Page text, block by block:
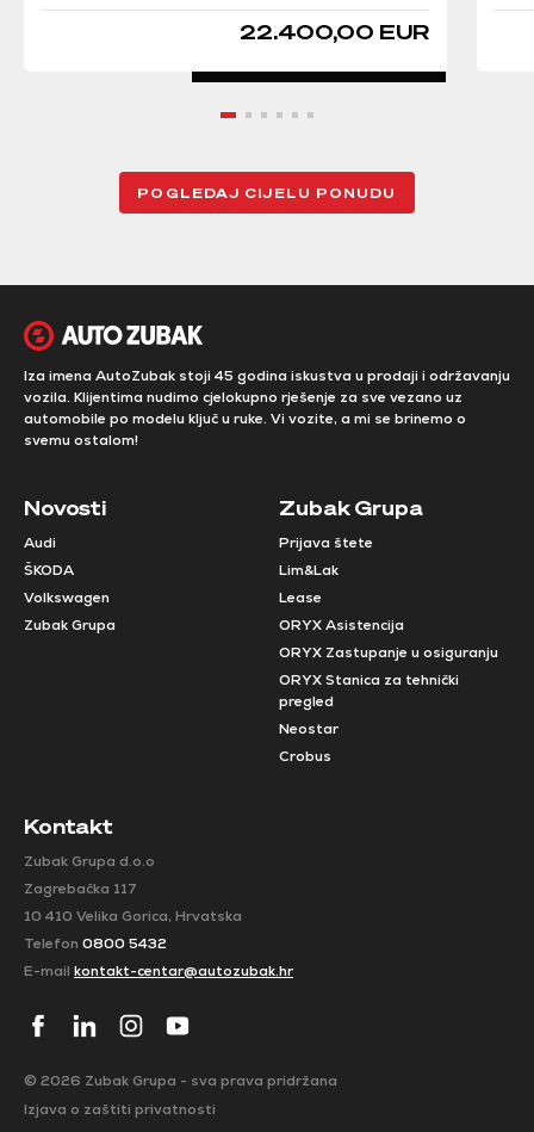
22.400,00 EUR
POGLEDAJ CIJELU PONUDU
Iza imena AutoZubak stoji 45 godina iskustva u prodaji i održavanju
vozila. Klijentima nudimo cjelokupno rješenje za sve vezano uz
automobile po modelu ključ u ruke. Vi vozite, a mi se brinemo o
svemu ostalom!
Novosti
Audi
ŠKODA
Volkswagen
Zubak Grupa
Zubak Grupa
Prijava štete
Lim&Lak
Lease
ORYX Asistencija
ORYX Zastupanje u osiguranju
ORYX Stanica za tehnički
pregled
Neostar
Crobus
Kontakt
Zubak Grupa d.o.o
Zagrebačka 117
10 410 Velika Gorica, Hrvatska
Telefon 0800 5432
E-mail kontakt-centar@autozubak.hr
© 2026 Zubak Grupa - sva prava pridržana
Izjava o zaštiti privatnosti